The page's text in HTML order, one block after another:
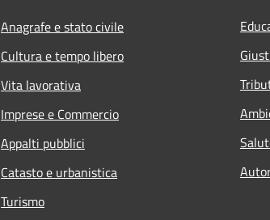
Anagrafe e stato civile
Cultura e tempo libero
Vita lavorativa
Imprese e Commercio
Appalti pubblici
Catasto e urbanistica
Turismo